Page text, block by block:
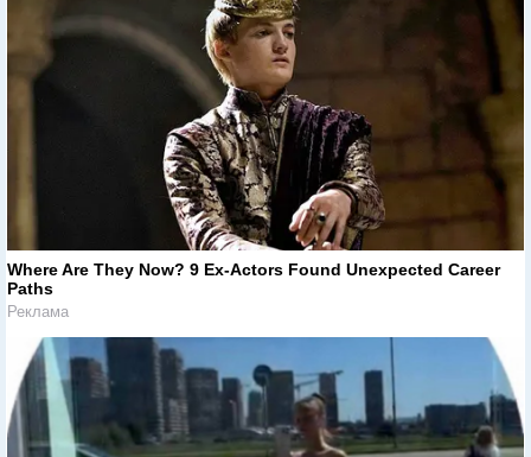
Where Are They Now? 9 Ex-Actors Found Unexpected Career
Paths
Реклама